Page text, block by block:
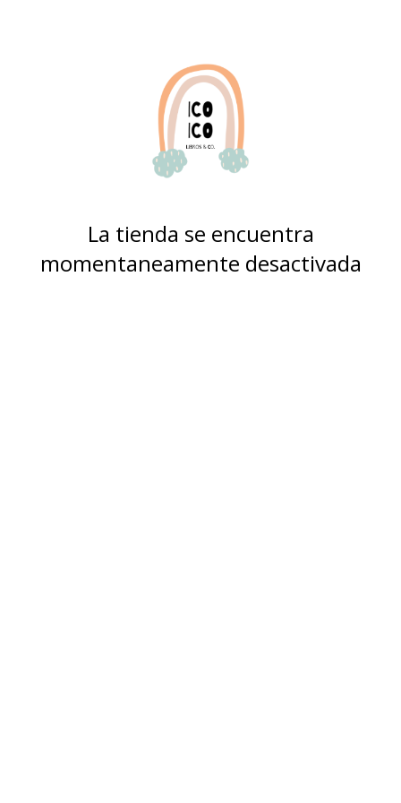
La tienda se encuentra
momentaneamente desactivada